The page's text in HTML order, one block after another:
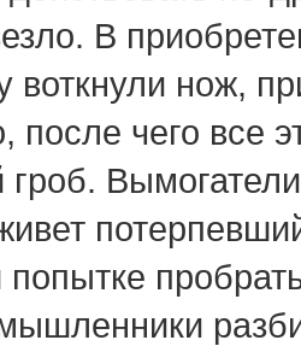
В
воткнули нож,
после чего все
гроб.